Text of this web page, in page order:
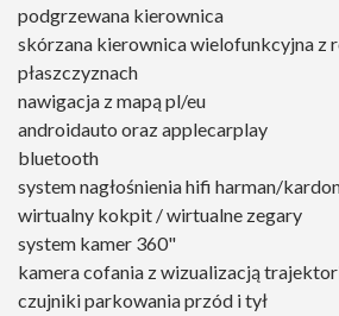
podgrzewana kierownica
skórzana kierownica wielofunkcyjna z
płaszczyznach
nawigacja z mapą pl/eu
androidauto oraz applecarplay
bluetooth
system nagłośnienia hifi harman/
wirtualny kokpit / wirtualne zegary
system kamer 360"
kamera cofania z wizualizacją
czujniki parkowania przód i tył